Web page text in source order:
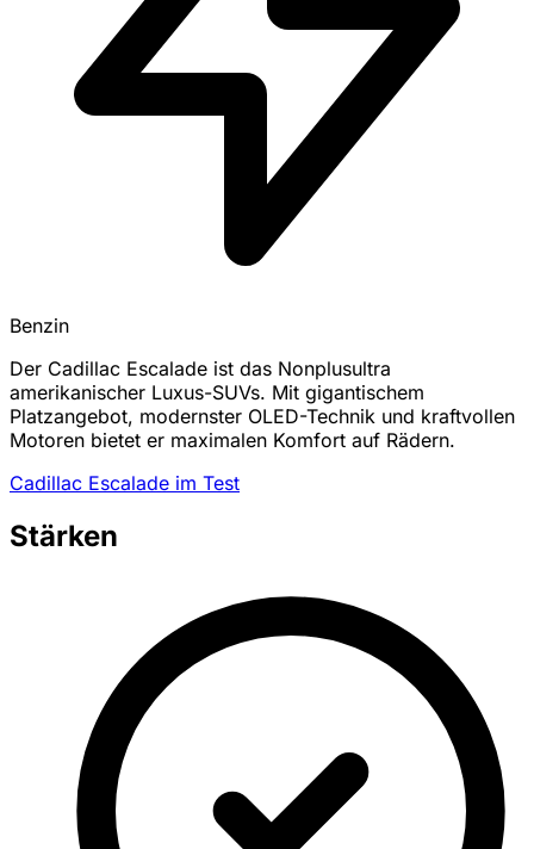
Benzin
Der Cadillac Escalade ist das Nonplusultra
amerikanischer Luxus-SUVs. Mit gigantischem
Platzangebot, modernster OLED-Technik und kraftvollen
Motoren bietet er maximalen Komfort auf Rädern.
Cadillac Escalade im Test
Stärken